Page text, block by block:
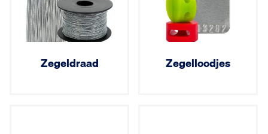
Zegeldraad Zegelloodjes